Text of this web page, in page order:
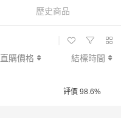
歷史商品
直購價格 結標時間
評價 98.6%